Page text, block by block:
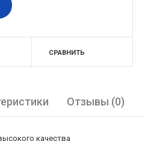
СРАВНИТЬ
Отзывы (0)
качества